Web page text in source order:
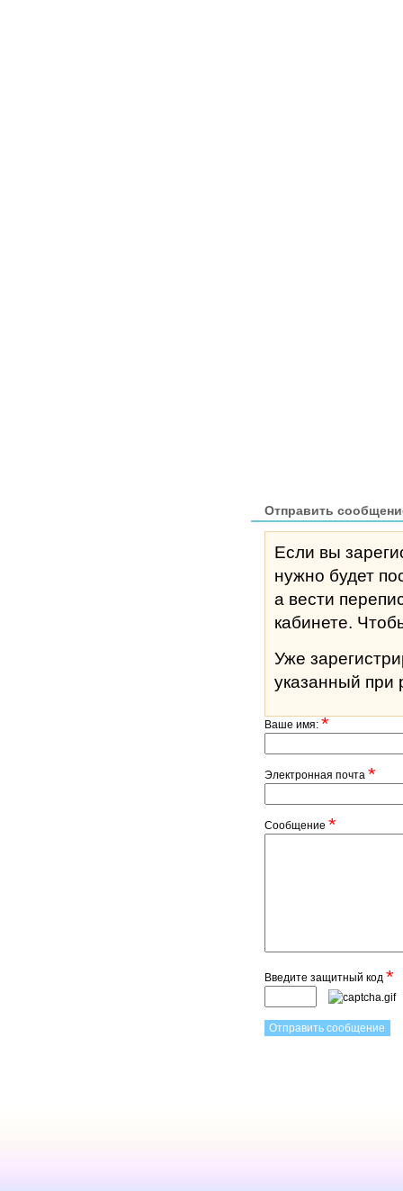
Отправить
Если вы
нужно будет
а вести
Уже
указанный при
Ваше имя:*
Электронная почта *
Сообщение *
Введите защитный код *